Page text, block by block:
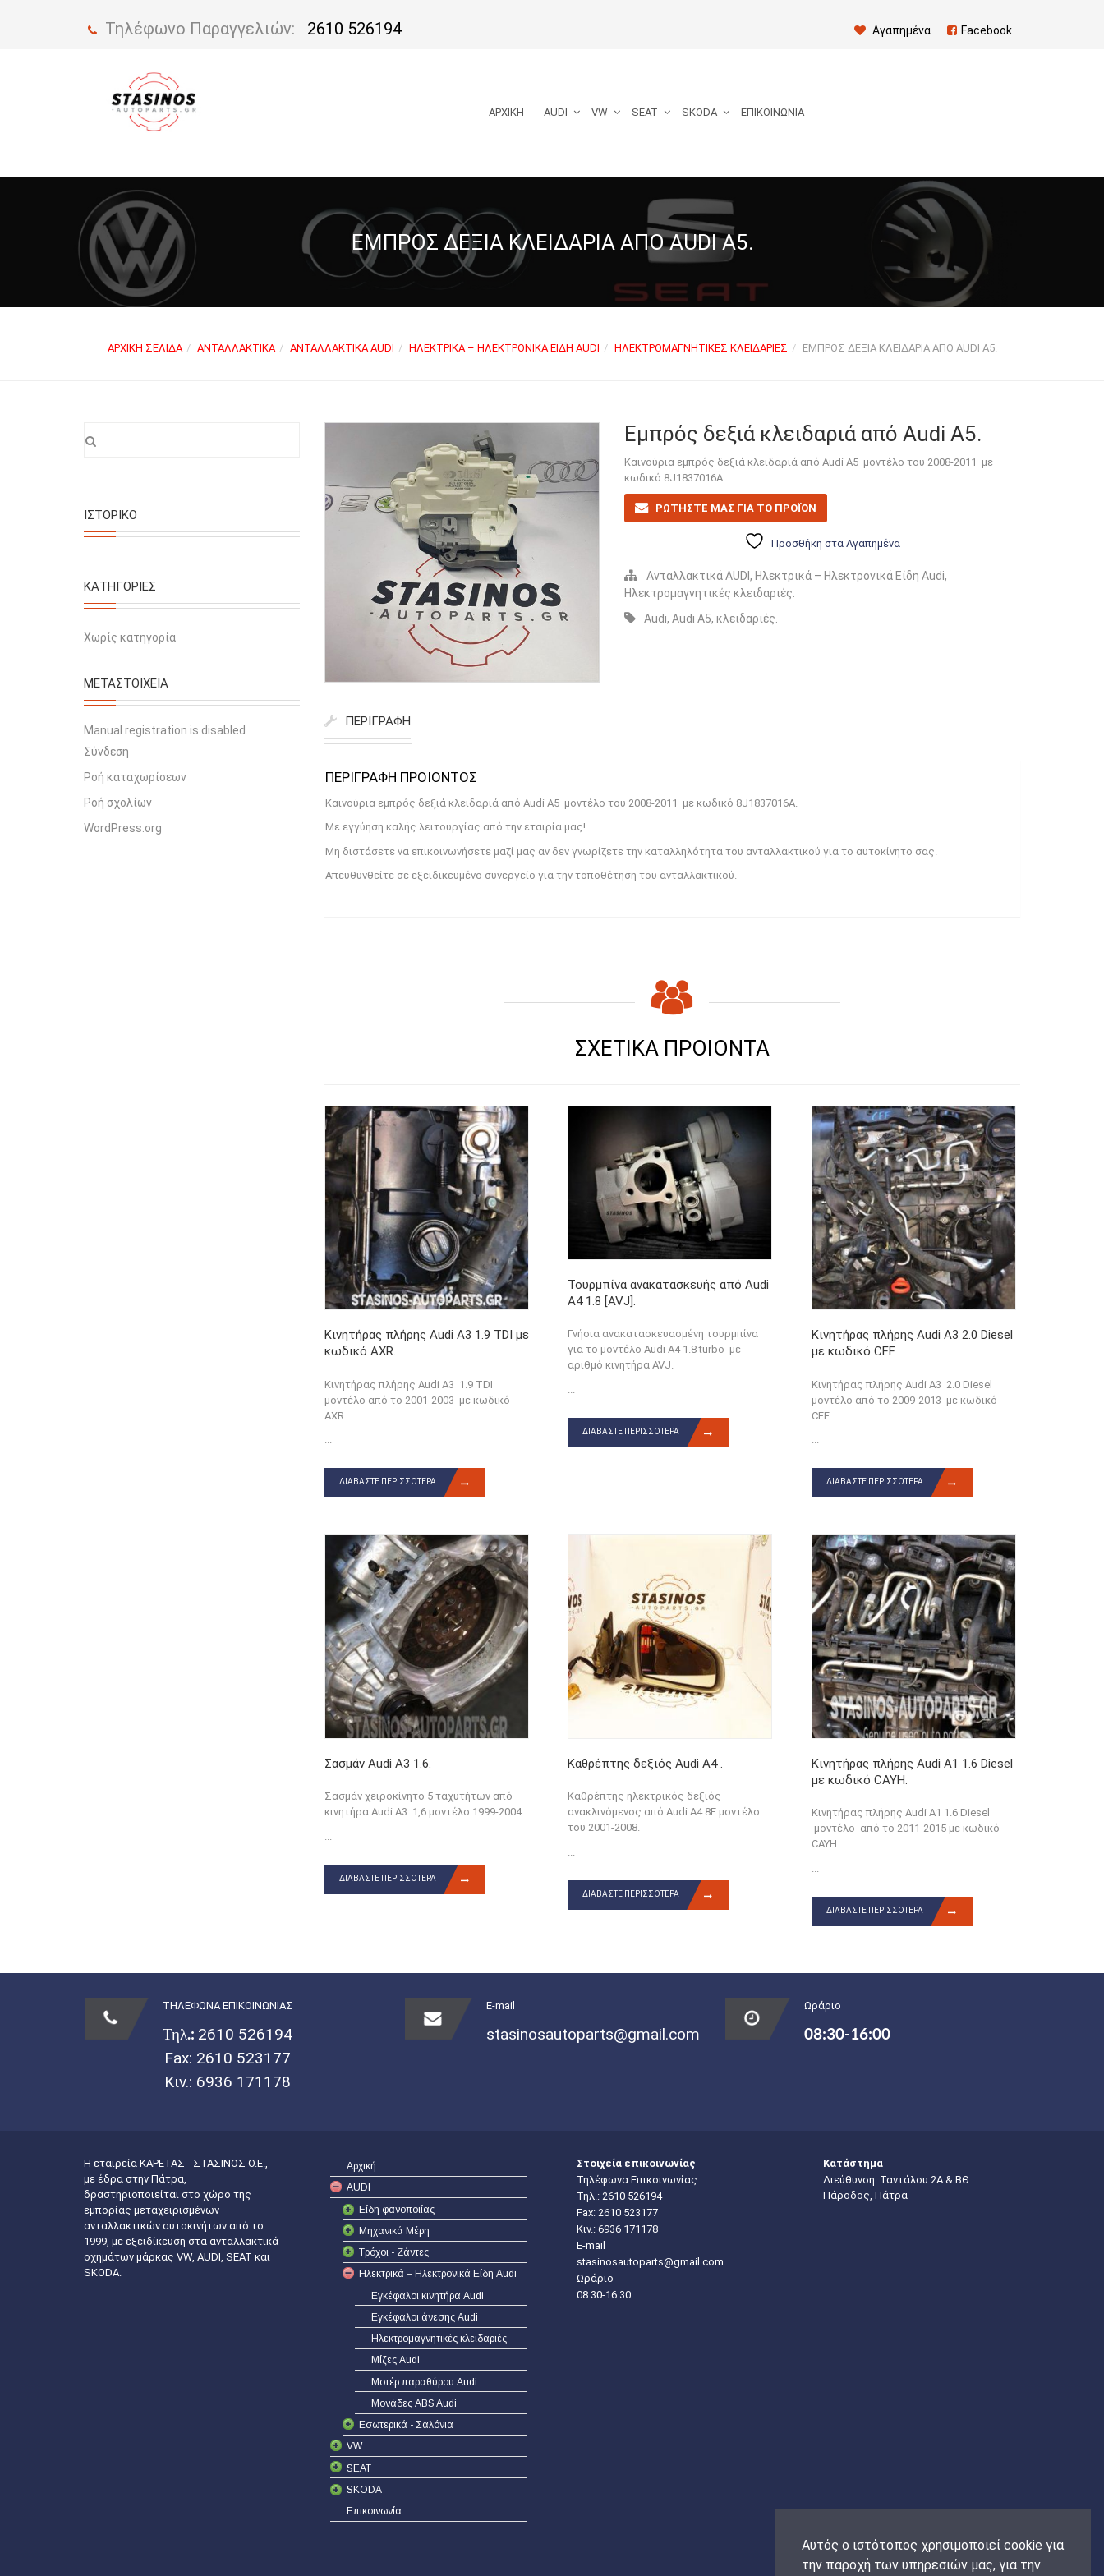
Αυτός ο ιστότοπος χρησιμοποιεί cookie για
την παροχή των υπηρεσιών μας, για την
Τηλέφωνο Παραγγελιών: 2610 526194 Αγαπημένα Facebook
ΑΡΧΙΚΉ AUDI VW SEAT SKODA ΕΠΙΚΟΙΝΩΝΊΑ
ΕΜΠΡΌΣ ΔΕΞΙΆ ΚΛΕΙΔΑΡΙΆ ΑΠΌ AUDI A5.
ΑΡΧΙΚΉ ΣΕΛΊΔΑ ΑΝΤΑΛΛΑΚΤΙΚΆ ΑΝΤΑΛΛΑΚΤΙΚΆ AUDI ΗΛΕΚΤΡΙΚΆ – ΗΛΕΚΤΡΟΝΙΚΆ ΕΊΔΗ AUDI ΗΛΕΚΤΡΟΜΑΓΝΗΤΙΚΈΣ ΚΛΕΙΔΑΡΙΈΣ ΕΜΠΡΌΣ ΔΕΞΙΆ ΚΛΕΙΔΑΡΙΆ ΑΠΌ AUDI A5.
Εμπρός δεξιά κλειδαριά από Audi A5.
Kαινούρια εμπρός δεξιά κλειδαριά από Audi A5 μοντέλο του 2008-2011 με
κωδικό 8J1837016A.
ΡΩΤΗΣΤΕ ΜΑΣ ΓΙΑ ΤΟ ΠΡΟΪΟΝ
Προσθήκη στα Αγαπημένα
Ανταλλακτικά AUDI, Ηλεκτρικά – Ηλεκτρονικά Είδη Audi,
Ηλεκτρομαγνητικές κλειδαριές
Audi,Audi A5,κλειδαριές
ΠΕΡΙΓΡΑΦΉ
Καινούρια εμπρός δεξιά κλειδαριά από Audi A5 μοντέλο του 2008-2011 με κωδικό 8J1837016A.
Με εγγύηση καλής λειτουργίας από την εταιρία μας!
Μη διστάσετε να επικοινωνήσετε μαζί μας αν δεν γνωρίζετε την καταλληλότητα του ανταλλακτικού για το αυτοκίνητο σας.
Απευθυνθείτε σε εξειδικευμένο συνεργείο για την τοποθέτηση του ανταλλακτικού.
Κινητήρας πλήρης Audi A3 1.9 TDI με
κωδικό AXR.
Κινητήρας πλήρης Audi A3 1.9 TDI
μοντέλο από το 2001-2003 με κωδικό
AXR.
...
ΔΙΑΒΆΣΤΕ ΠΕΡΙΣΣΌΤΕΡΑ
Τουρμπίνα ανακατασκευής από Audi
A4 1.8 [AVJ].
Γνήσια ανακατασκευασμένη τουρμπίνα
για το μοντέλο Audi A4 1.8 turbo με
αριθμό κινητήρα AVJ.
ΔΙΑΒΆΣΤΕ ΠΕΡΙΣΣΌΤΕΡΑ
Κινητήρας πλήρης Audi A3 2.0 Diesel
με κωδικό CFF.
Κινητήρας πλήρης Audi A3 2.0 Diesel
μοντέλο από το 2009-2013 με κωδικό
CFF .
...
ΔΙΑΒΆΣΤΕ ΠΕΡΙΣΣΌΤΕΡΑ
Σασμάν Audi A3 1.6.
Σασμάν χειροκίνητο 5 ταχυτήτων από
κινητήρα Audi A3 1,6 μοντέλο 1999-2004.
ΔΙΑΒΆΣΤΕ ΠΕΡΙΣΣΌΤΕΡΑ
Καθρέπτης δεξιός Audi A4 .
Καθρέπτης ηλεκτρικός δεξιός
ανακλινόμενος από Audi A4 8E μοντέλο
του 2001-2008.
ΔΙΑΒΆΣΤΕ ΠΕΡΙΣΣΌΤΕΡΑ
Κινητήρας πλήρης Audi A1 1.6 Diesel
με κωδικό CAYH.
Κινητήρας πλήρης Audi A1 1.6 Diesel
μοντέλο από το 2011-2015 με κωδικό
CAYH .
ΔΙΑΒΆΣΤΕ ΠΕΡΙΣΣΌΤΕΡΑ
ΙΣΤΟΡΙΚΌ
KΑΤΗΓΟΡΊΕΣ
Χωρίς κατηγορία
ΜΕΤΑΣΤΟΙΧΕΊΑ
Manual registration is disabled
Σύνδεση
Ροή καταχωρίσεων
Ροή σχολίων
WordPress.org
ΤΗΛΕΦΩΝΑ ΕΠΙΚΟΙΝΩΝΙΑΣ
Τηλ.: 2610 526194
Fax: 2610 523177
Κιν.: 6936 171178
E-mail
stasinosautoparts@gmail.com
Ωράριο
08:30-16:00
Η εταιρεία ΚΑΡΕΤΑΣ - ΣΤΑΣΙΝΟΣ Ο.Ε.,
με έδρα στην Πάτρα,
δραστηριοποιείται στο χώρο της
εμπορίας μεταχειρισμένων
ανταλλακτικών αυτοκινήτων από το
1999, με εξειδίκευση στα ανταλλακτικά
οχημάτων μάρκας VW, AUDI, SEAT και
SKODA.
Αρχική
AUDI
Είδη φανοποιίας
Μηχανικά Μέρη
Τρόχοι - Ζάντες
Ηλεκτρικά – Ηλεκτρονικά Είδη Audi
Εγκέφαλοι κινητήρα Audi
Εγκέφαλοι άνεσης Audi
Ηλεκτρομαγνητικές κλειδαριές
Μίζες Audi
Μοτέρ παραθύρου Audi
Μονάδες ABS Audi
Εσωτερικά - Σαλόνια
VW
SEAT
SKODA
Επικοινωνία
Στοιχεία επικοινωνίας
Τηλέφωνα Επικοινωνίας
Τηλ.: 2610 526194
Fax: 2610 523177
Κιν.: 6936 171178
E-mail
stasinosautoparts@gmail.com
Ωράριο
08:30-16:30
Κατάστημα
Διεύθυνση: Ταντάλου 2Α & ΒΘ
Πάροδος, Πάτρα